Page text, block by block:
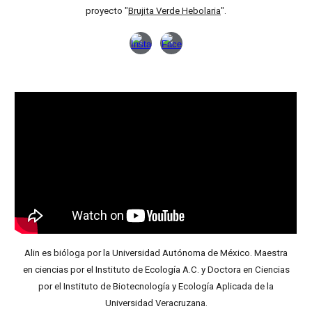
proyecto "Brujita Verde Hebolaria".
Alin es bióloga por la Universidad Autónoma de México. Maestra
en ciencias por el Instituto de Ecología A.C. y Doctora en Ciencias
por el Instituto de Biotecnología y Ecología Aplicada de la
Universidad Veracruzana.